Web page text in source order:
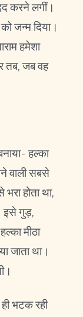
करने लगीं।
जन्म दिया।
हमेशा
तब, जब वह
हल्का
वाली सबसे
होता था,
इसे गुड़,
मीठा
जाता था।
भटक रही